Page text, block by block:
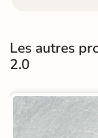
Les autres
2.0